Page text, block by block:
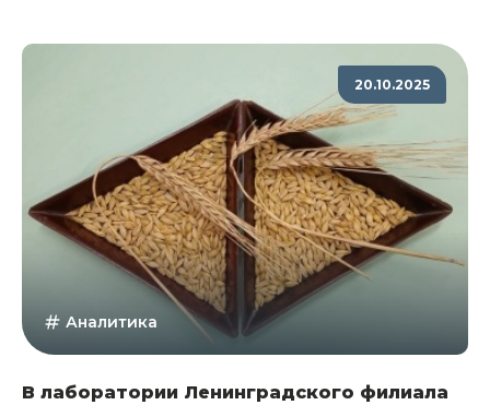
20.10.2025
Аналитика
В лаборатории Ленинградского филиала